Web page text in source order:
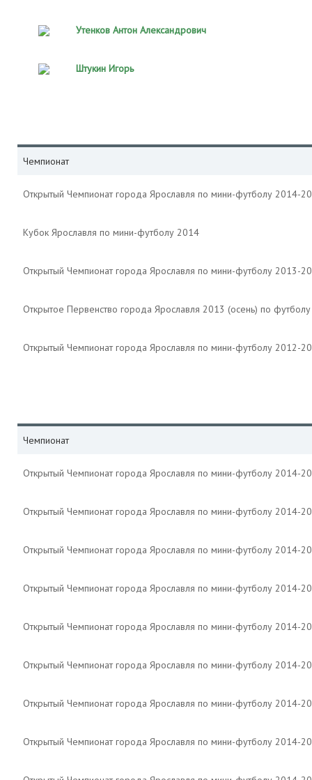
Утенков Антон Александрович
Штукин Игорь
Чемпионат
Открытый Чемпионат города Ярославля по мини-футболу 2014-
Кубок Ярославля по мини-футболу 2014
Открытый Чемпионат города Ярославля по мини-футболу 2013-
Открытое Первенство города Ярославля 2013 (осень) по
Открытый Чемпионат города Ярославля по мини-футболу 2012-
Чемпионат
Открытый Чемпионат города Ярославля по мини-футболу 2014-
Открытый Чемпионат города Ярославля по мини-футболу 2014-
Открытый Чемпионат города Ярославля по мини-футболу 2014-
Открытый Чемпионат города Ярославля по мини-футболу 2014-
Открытый Чемпионат города Ярославля по мини-футболу 2014-
Открытый Чемпионат города Ярославля по мини-футболу 2014-
Открытый Чемпионат города Ярославля по мини-футболу 2014-
Открытый Чемпионат города Ярославля по мини-футболу 2014-